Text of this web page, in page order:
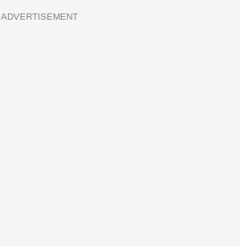
ADVERTISEMENT